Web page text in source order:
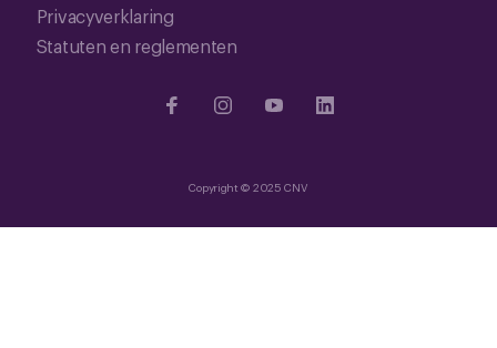
Privacyverklaring
Statuten en reglementen
Copyright © 2025 CNV